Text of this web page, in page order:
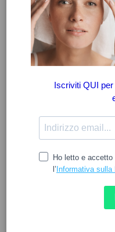
Poche Unità